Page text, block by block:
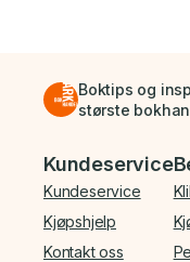
Boktips og
største
Bunnmeny
Kundeservice
Kundeservice
Kjøpshjelp
Kontakt oss